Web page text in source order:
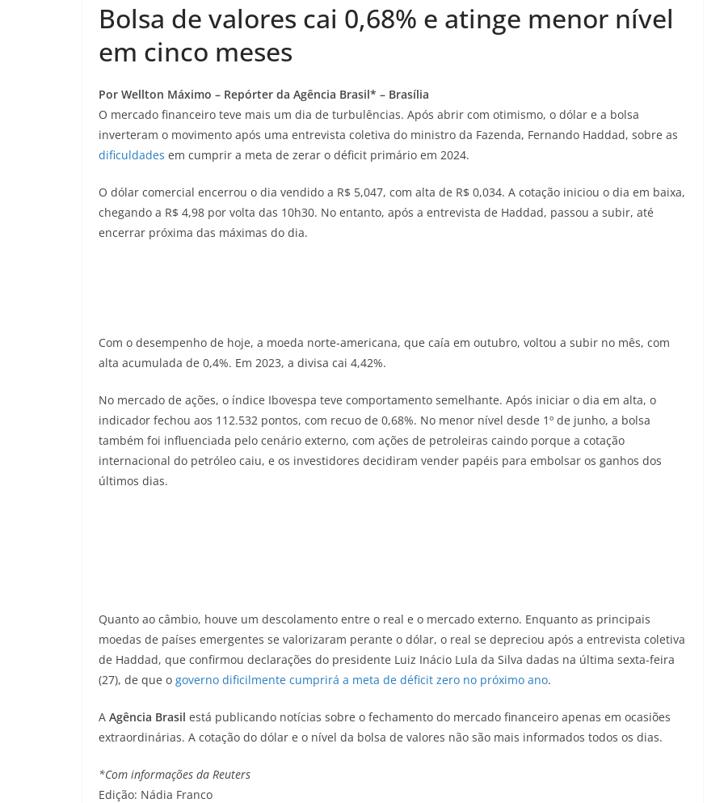
Bolsa de valores cai 0,68% e atinge menor nível
em cinco meses
Por Wellton Máximo – Repórter da Agência Brasil* – Brasília
O mercado financeiro teve mais um dia de turbulências. Após abrir com otimismo, o dólar e a bolsa
inverteram o movimento após uma entrevista coletiva do ministro da Fazenda, Fernando Haddad, sobre as
dificuldades em cumprir a meta de zerar o déficit primário em 2024.
O dólar comercial encerrou o dia vendido a R$ 5,047, com alta de R$ 0,034. A cotação iniciou o dia em baixa,
chegando a R$ 4,98 por volta das 10h30. No entanto, após a entrevista de Haddad, passou a subir, até
encerrar próxima das máximas do dia.
Com o desempenho de hoje, a moeda norte-americana, que caía em outubro, voltou a subir no mês, com
alta acumulada de 0,4%. Em 2023, a divisa cai 4,42%.
No mercado de ações, o índice Ibovespa teve comportamento semelhante. Após iniciar o dia em alta, o
indicador fechou aos 112.532 pontos, com recuo de 0,68%. No menor nível desde 1º de junho, a bolsa
também foi influenciada pelo cenário externo, com ações de petroleiras caindo porque a cotação
internacional do petróleo caiu, e os investidores decidiram vender papéis para embolsar os ganhos dos
últimos dias.
Quanto ao câmbio, houve um descolamento entre o real e o mercado externo. Enquanto as principais
moedas de países emergentes se valorizaram perante o dólar, o real se depreciou após a entrevista coletiva
de Haddad, que confirmou declarações do presidente Luiz Inácio Lula da Silva dadas na última sexta-feira
(27), de que o governo dificilmente cumprirá a meta de déficit zero no próximo ano.
A Agência Brasil está publicando notícias sobre o fechamento do mercado financeiro apenas em ocasiões
extraordinárias. A cotação do dólar e o nível da bolsa de valores não são mais informados todos os dias.
*Com informações da Reuters
Edição: Nádia Franco